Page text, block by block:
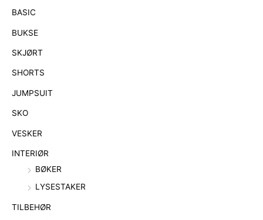
BASIC
BUKSE
SKJØRT
SHORTS
JUMPSUIT
SKO
VESKER
INTERIØR
BØKER
LYSESTAKER
TILBEHØR